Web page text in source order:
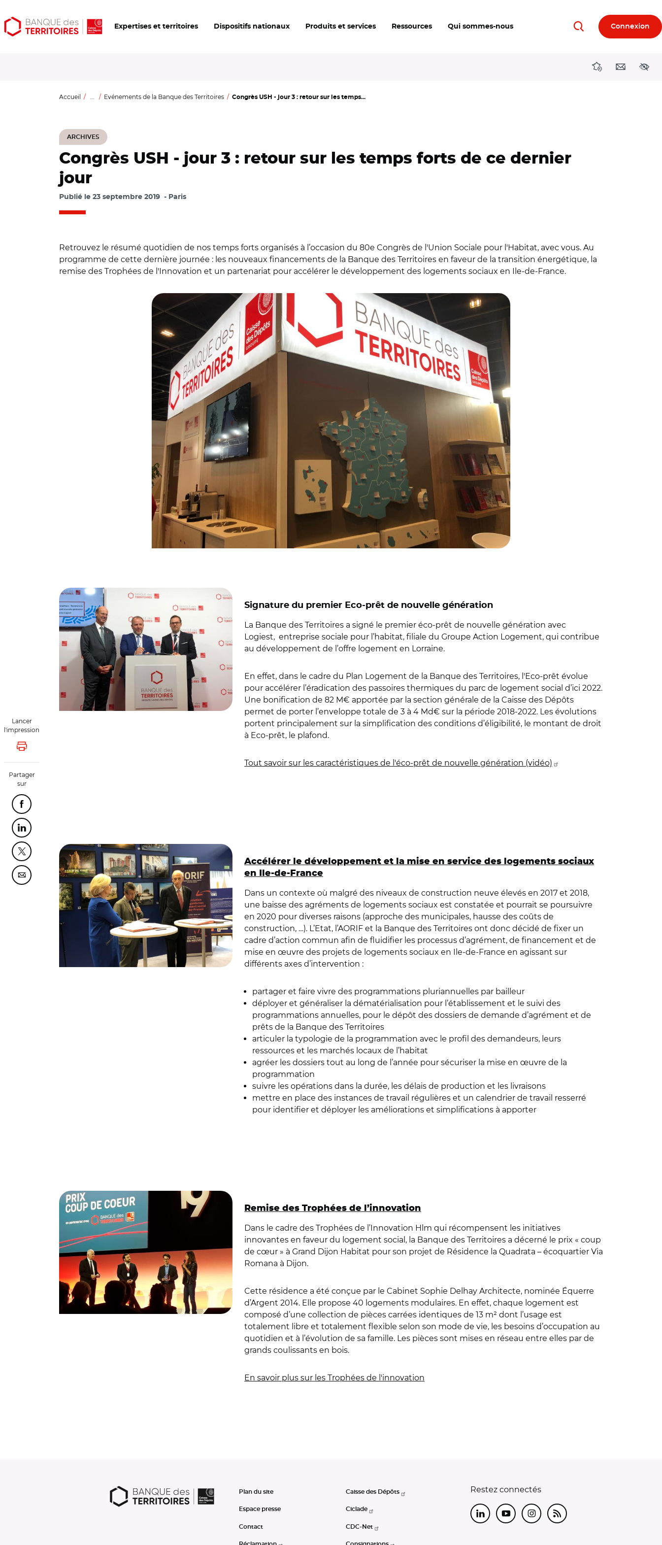
Aller
au
Aller
au
Ouvrir
les
Expertises et territoires Dispositifs nationaux Produits et services Ressources Qui sommes-nous RechercherConnexion
DirectionsContact
Accueil ... Evénements de la Banque des Territoires Congrès USH - jour 3 : retour sur les temps...
ARCHIVES
Congrès USH - jour 3 : retour sur les temps forts de ce dernier
jour
Publié le 23 septembre 2019 Paris
Lancer
l'impression
Lancer l'impression
Partager
sur
Partager cette page sur Facebook
Partager cette page sur Linkedin
Partager cette page sur Twitter
Partager cette page sur Courriel
Retrouvez le résumé quotidien de nos temps forts organisés à l’occasion du 80e Congrès de l'Union Sociale pour l'Habitat, avec vous. Au
programme de cette dernière journée : les nouveaux financements de la Banque des Territoires en faveur de la transition énergétique, la
remise des Trophées de l'Innovation et un partenariat pour accélérer le développement des logements sociaux en Ile-de-France.
Signature du premier Eco-prêt de nouvelle génération
La Banque des Territoires a signé le premier éco-prêt de nouvelle génération avec
Logiest, entreprise sociale pour l’habitat, filiale du Groupe Action Logement, qui contribue
au développement de l’offre logement en Lorraine.
En effet, dans le cadre du Plan Logement de la Banque des Territoires, l'Eco-prêt évolue
pour accélérer l’éradication des passoires thermiques du parc de logement social d’ici 2022.
Une bonification de 82 M€ apportée par la section générale de la Caisse des Dépôts
permet de porter l’enveloppe totale de 3 à 4 Md€ sur la période 2018-2022. Les évolutions
portent principalement sur la simplification des conditions d’éligibilité, le montant de droit
à Eco-prêt, le plafond.
Tout savoir sur les caractéristiques de l'éco-prêt de nouvelle génération (vidéo)
Accélérer le développement et la mise en service des logements sociaux
en Ile-de-France
Dans un contexte où malgré des niveaux de construction neuve élevés en 2017 et 2018,
une baisse des agréments de logements sociaux est constatée et pourrait se poursuivre
en 2020 pour diverses raisons (approche des municipales, hausse des coûts de
construction, …). L’Etat, l’AORIF et la Banque des Territoires ont donc décidé de fixer un
cadre d’action commun afin de fluidifier les processus d’agrément, de financement et de
mise en œuvre des projets de logements sociaux en Ile-de-France en agissant sur
différents axes d’intervention :
partager et faire vivre des programmations pluriannuelles par bailleur
déployer et généraliser la dématérialisation pour l’établissement et le suivi des
programmations annuelles, pour le dépôt des dossiers de demande d’agrément et de
prêts de la Banque des Territoires
articuler la typologie de la programmation avec le profil des demandeurs, leurs
ressources et les marchés locaux de l’habitat
agréer les dossiers tout au long de l’année pour sécuriser la mise en œuvre de la
programmation
suivre les opérations dans la durée, les délais de production et les livraisons
mettre en place des instances de travail régulières et un calendrier de travail resserré
pour identifier et déployer les améliorations et simplifications à apporter
Remise des Trophées de l’innovation
Dans le cadre des Trophées de l’Innovation Hlm qui récompensent les initiatives
innovantes en faveur du logement social, la Banque des Territoires a décerné le prix « coup
de cœur » à Grand Dijon Habitat pour son projet de Résidence la Quadrata – écoquartier Via
Romana à Dijon.
Cette résidence a été conçue par le Cabinet Sophie Delhay Architecte, nominée Équerre
d’Argent 2014. Elle propose 40 logements modulaires. En effet, chaque logement est
composé d’une collection de pièces carrées identiques de 13 m² dont l’usage est
totalement libre et totalement flexible selon son mode de vie, les besoins d’occupation au
quotidien et à l’évolution de sa famille. Les pièces sont mises en réseau entre elles par de
grands coulissants en bois.
En savoir plus sur les Trophées de l'innovation
Plan du site
Espace presse
Contact
Caisse des Dépôts
Ciclade
CDC-Net
Restez connectés
LinkedInYoutubeInstagram
RSS